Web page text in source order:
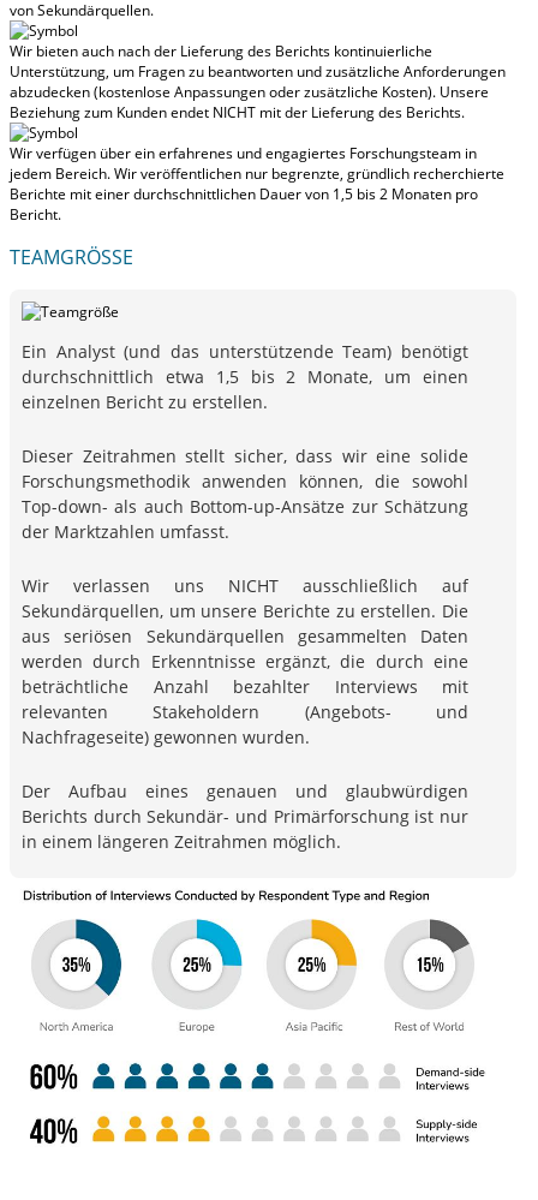
von Sekundärquellen.
Wir bieten auch nach der Lieferung des Berichts kontinuierliche
Unterstützung, um Fragen zu beantworten und zusätzliche Anforderungen
abzudecken (kostenlose Anpassungen oder zusätzliche Kosten). Unsere
Beziehung zum Kunden endet NICHT mit der Lieferung des Berichts.
Wir verfügen über ein erfahrenes und engagiertes Forschungsteam in
jedem Bereich. Wir veröffentlichen nur begrenzte, gründlich recherchierte
Berichte miteiner durchschnittlichen Dauer von 1,5 bis 2 Monaten pro
Bericht.
TEAMGRÖSSE
Ein Analyst (und das unterstützende Team) benötigt
durchschnittlich etwa 1,5 bis 2 Monate, um einen
einzelnen Bericht zu erstellen.
Dieser Zeitrahmen stellt sicher, dass wir eine solide
Forschungsmethodik anwenden können, die sowohl
Top-down- als auch Bottom-up-Ansätze zur Schätzung
der Marktzahlen umfasst.
Wir verlassen uns NICHT ausschließlich auf
Sekundärquellen, um unsere Berichte zu erstellen. Die
aus seriösen Sekundärquellen gesammelten Daten
werden durch Erkenntnisse ergänzt, die durch eine
beträchtliche Anzahl bezahlter Interviews mit
relevanten Stakeholdern (Angebots- und
Nachfrageseite) gewonnen wurden.
Der Aufbau eines genauen und glaubwürdigen
Berichts durch Sekundär- und Primärforschung ist nur
in einem längeren Zeitrahmen möglich.